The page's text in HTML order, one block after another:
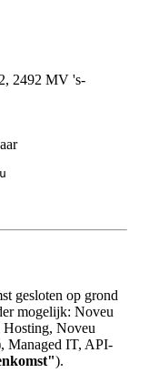
2492 MV 's-
gesloten op grond
mogelijk: Noveu
Hosting, Noveu
Managed IT, API-
).